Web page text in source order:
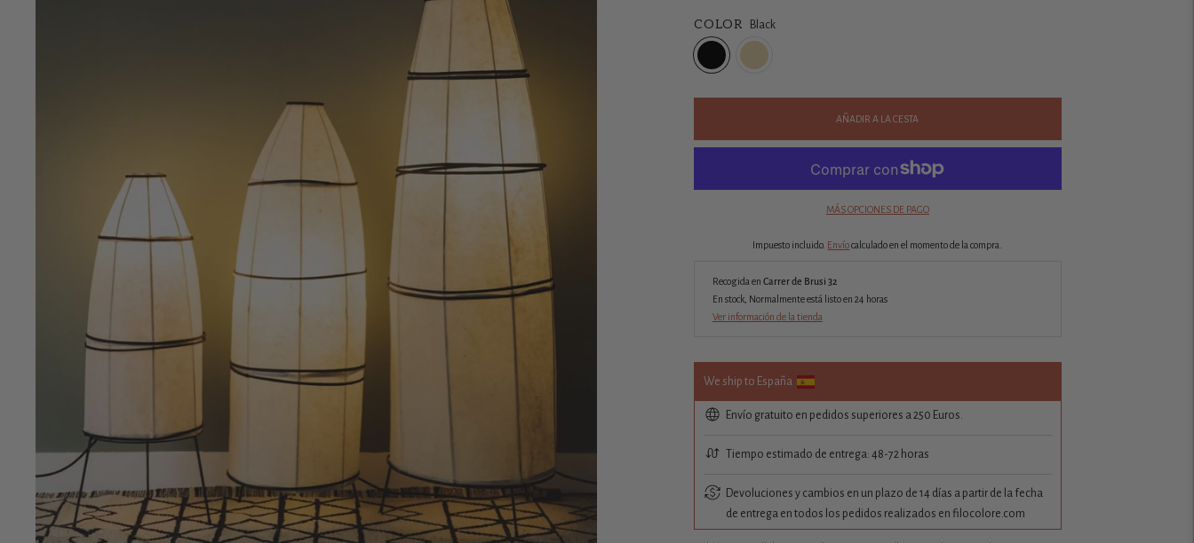
COLOR Black
AÑADIR A LA CESTA
MÁS OPCIONES DE PAGO
Impuesto incluido. Envíocalculado en el momento de la compra.
Recogida en Carrer de Brusi 32
En stock, Normalmente está listo en 24 horas
Ver información de la tienda
We ship to España
Envío gratuito en pedidos superiores a 250 Euros.
Tiempo estimado de entrega: 48-72 horas
Devoluciones y cambios en un plazo de 14 días a partir de la fecha
de entrega en todos los pedidos realizados en filocolore.com